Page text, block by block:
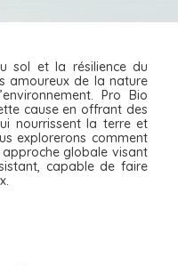
sol et la résilience du
amoureux de la nature
Pro Bio
cause en offrant des
nourrissent la terre et
explorerons comment
approche globale visant
capable de faire